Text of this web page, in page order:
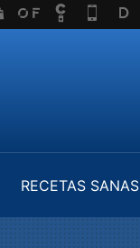
RECETAS SANAS